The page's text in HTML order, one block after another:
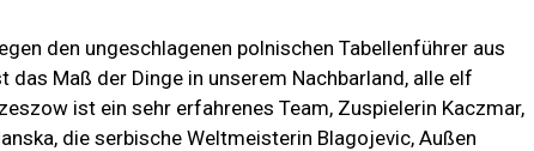
den ungeschlagenen polnischen Tabellenführer aus
das Maß der Dinge in unserem Nachbarland, alle elf
ist ein sehr erfahrenes Team, Zuspielerin Kaczmar,
die serbische Weltmeisterin Blagojevic, Außen